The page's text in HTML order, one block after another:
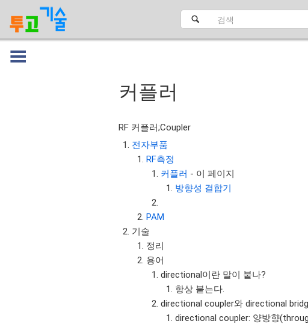
커플러
RF 커플러;Coupler
전자부품
RF측정
커플러 - 이 페이지
방향성 결합기
PAM
기술
정리
용어
directional이란 말이 붙나?
항상 붙는다.
directional coupler와 directional
directional coupler: 양방향